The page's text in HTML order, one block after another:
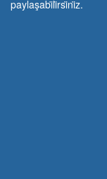
paylaşabi̇li̇rsi̇ni̇z.